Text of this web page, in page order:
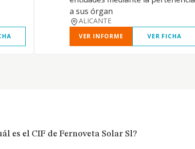
a sus órgan
ALICANTE
VER INFORME VER FICHA
es el CIF de Fernoveta Solar Sl?